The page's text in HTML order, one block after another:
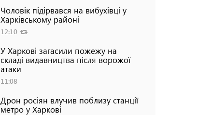
Чоловік підірвався на вибухівці у
Харківському районі
12:10
У Харкові загасили пожежу на
складі видавництва після ворожої
атаки
11:08
Дрон росіян влучив поблизу станції
метро у Харкові